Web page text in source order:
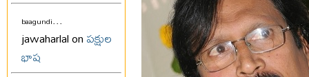
baagundi...
jawaharlal onపక్షుల
భాష